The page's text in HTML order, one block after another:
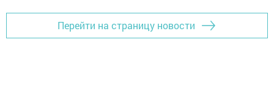
Перейти на страницу новости